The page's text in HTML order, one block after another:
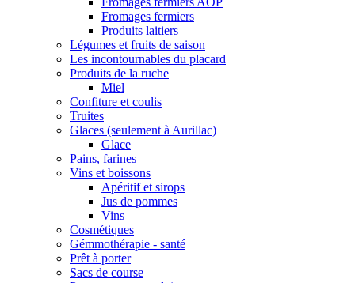
Fromages fermiers
Produits laitiers
Légumes et fruits de saison
Les incontournables du placard
Produits de la ruche
Miel
Confiture et coulis
Truites
Glaces (seulement à Aurillac)
Glace
Pains, farines
Vins et boissons
Apéritif et sirops
Jus de pommes
Vins
Cosmétiques
Gémmothérapie - santé
Prêt à porter
Sacs de course